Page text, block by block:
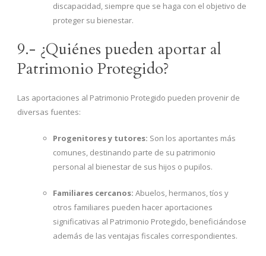
discapacidad, siempre que se haga con el objetivo de
proteger su bienestar.
9.- ¿Quiénes pueden aportar al
Patrimonio Protegido?
Las aportaciones al Patrimonio Protegido pueden provenir de
diversas fuentes:
Progenitores y tutores: Son los aportantes más
comunes, destinando parte de su patrimonio
personal al bienestar de sus hijos o pupilos.
Familiares cercanos: Abuelos, hermanos, tíos y
otros familiares pueden hacer aportaciones
significativas al Patrimonio Protegido, beneficiándose
además de las ventajas fiscales correspondientes.